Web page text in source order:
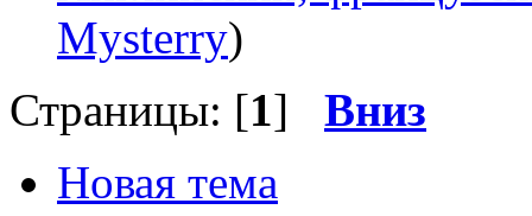
Mysterry)
Страницы: [1] Вниз
Новая тема